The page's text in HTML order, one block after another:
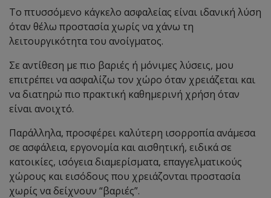
Το πτυσσόμενο κάγκελο ασφαλείας είναι ιδανική λύση
όταν θέλω προστασία χωρίς να χάνω τη
λειτουργικότητα του ανοίγματος.
Σε αντίθεση με πιο βαριές ή μόνιμες λύσεις, μου
επιτρέπει να ασφαλίζω τον χώρο όταν χρειάζεται και
να διατηρώ πιο πρακτική καθημερινή χρήση όταν
είναι ανοιχτό.
Παράλληλα, προσφέρει καλύτερη ισορροπία ανάμεσα
σε ασφάλεια, εργονομία και αισθητική, ειδικά σε
κατοικίες, ισόγεια διαμερίσματα, επαγγελματικούς
χώρους και εισόδους που χρειάζονται προστασία
χωρίς να δείχνουν “βαριές”.